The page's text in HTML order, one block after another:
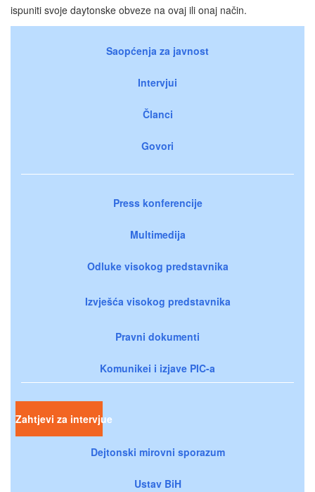
ispuniti svoje daytonske obveze na ovaj ili onaj način.
Saopćenja za javnost
Intervjui
Članci
Govori
Press konferencije
Multimedija
Odluke visokog predstavnika
Izvješća visokog predstavnika
Pravni dokumenti
Komunikei i izjave PIC-a
Zahtjevi za intervjue
Dejtonski mirovni sporazum
Ustav BiH